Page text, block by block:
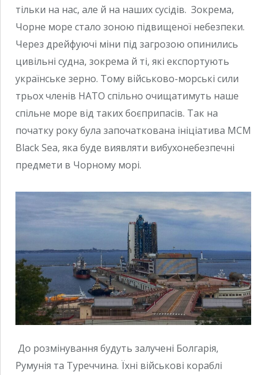
тільки на нас, але й на наших сусідів. Зокрема,
Чорне море стало зоною підвищеної небезпеки.
Через дрейфуючі міни під загрозою опинились
цивільні судна, зокрема й ті, які експортують
українське зерно. Тому військово-морські сили
трьох членів НАТО спільно очищатимуть наше
спільне море від таких боєприпасів. Так на
початку року була започаткована ініціатива MCM
Black Sea, яка буде виявляти вибухонебезпечні
предмети в Чорному морі.
До розмінування будуть залучені Болгарія,
Румунія та Туреччина. Їхні військові кораблі